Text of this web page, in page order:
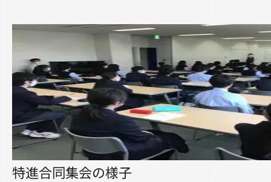
特進合同集会の様子